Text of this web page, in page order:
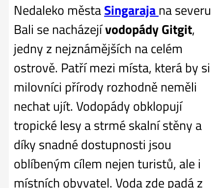
Nedaleko městaSingarajana severu
Bali se nacházejívodopády Gitgit,
jedny z nejznámějších na celém
ostrově. Patří mezi místa, která by si
milovníci přírody rozhodně neměli
nechat ujít. Vodopády obklopují
tropické lesy a strmé skalní stěny a
díky snadné dostupnosti jsou
oblíbeným cílem nejen turistů, ale i
místních obyvatel. Voda zde padá z